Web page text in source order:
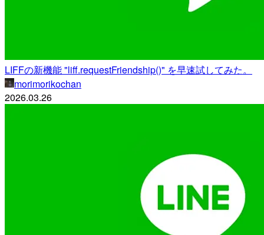
LIFFの新機能 "liff.requestFriendship()" を早速試してみた。
morimorikochan
2026.03.26